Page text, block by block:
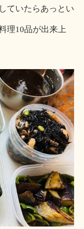
ていたらあっとい
理10品が出来上